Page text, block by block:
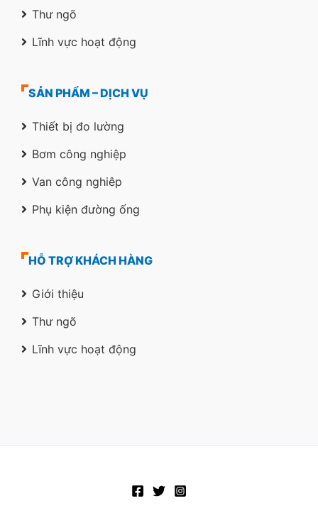
Thư ngõ
Lĩnh vực hoạt động
SẢN PHẨM – DỊCH VỤ
Thiết bị đo lường
Bơm công nghiệp
Van công nghiêp
Phụ kiện đường ống
HỖ TRỢ KHÁCH HÀNG
Giới thiệu
Thư ngõ
Lĩnh vực hoạt động